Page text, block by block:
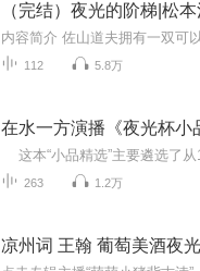
（完结）夜光的阶梯|松
112 5.8万
在水一方演播《夜光杯小
263 1.2万
凉州词 王翰 葡萄美酒夜